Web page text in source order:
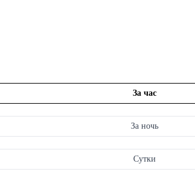
За час
За ночь
Сутки